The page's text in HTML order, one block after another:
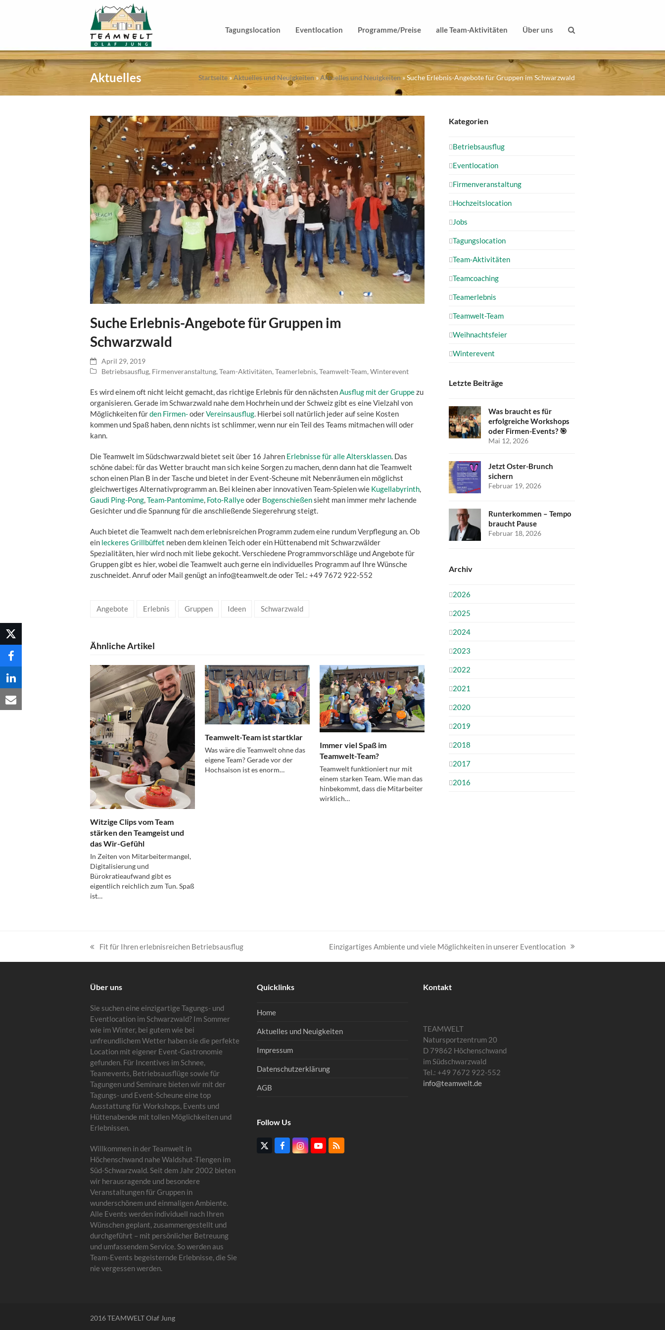
Tagungslocation Eventlocation Programme/Preise alle Team-Aktivitäten Über uns
Aktuelles Startseite»Aktuelles und Neuigkeiten »Aktuelles und Neuigkeiten »Suche Erlebnis-Angebote für Gruppen im Schwarzwald
Suche Erlebnis-Angebote für Gruppen im
Schwarzwald
April 29, 2019
Betriebsausflug, Firmenveranstaltung, Team-Aktivitäten, Teamerlebnis, Teamwelt-Team, Winterevent
Es wird einem oft nicht leicht gemacht, das richtige Erlebnis für den nächstenAusflug mit der Gruppezu
organisieren. Gerade im Schwarzwald nahe dem Hochrhein und der Schweiz gibt es eine Vielzahl von
Möglichkeiten fürden Firmen-oderVereinsausflug. Hierbei soll natürlich jeder auf seine Kosten
kommen und Spaß haben, denn nichts ist schlimmer, wenn nur ein Teil des Teams mitmachen will oder
kann.
Die Teamwelt im Südschwarzwald bietet seit über 16 Jahren Erlebnisse für alle Altersklassen. Das
schöne dabei: für das Wetter braucht man sich keine Sorgen zu machen, denn dann hat die Teamwelt
schon einen Plan B in der Tasche und bietet in der Event-Scheune mit Nebenräumen ein möglichst
gleichwertiges Alternativprogramm an. Bei kleinen aber innovativen Team-Spielen wie Kugellabyrinth,
Gaudi Ping-Pong,Team-Pantomime, Foto-Rallyeoder Bogenschießensieht man immer mehr lachende
Gesichter und die Spannung für die anschließende Siegerehrung steigt.
Auch bietet die Teamwelt nach dem erlebnisreichen Programm zudem eine rundum Verpflegung an. Ob
ein leckeres Grillbüffet neben dem kleinen Teich oder ein Hüttenabend mit Schwarzwälder
Spezialitäten, hier wird noch mit liebe gekocht. Verschiedene Programmvorschläge und Angebote für
Gruppen gibt es hier, wobei die Teamwelt auch gerne ein individuelles Programm auf Ihre Wünsche
zuschneidet. Anruf oder Mail genügt an info@teamwelt.de oder Tel.: +49 7672 922-552
Angebote Erlebnis Gruppen Ideen Schwarzwald
Ähnliche Artikel
Witzige Clips vom Team
stärken den Teamgeist und
das Wir-Gefühl
In Zeiten von Mitarbeitermangel,
Digitalisierung und
Bürokratieaufwand gibt es
eigentlich reichlich zum Tun. Spaß
ist…
Teamwelt-Team ist startklar
Was wäre die Teamwelt ohne das
eigene Team? Gerade vor der
Hochsaison ist es enorm…
Immer viel Spaß im
Teamwelt-Team?
Teamwelt funktioniert nur mit
einem starken Team. Wie man das
hinbekommt, dass die Mitarbeiter
wirklich…
Kategorien
Betriebsausflug
Eventlocation
Firmenveranstaltung
Hochzeitslocation
Jobs
Tagungslocation
Team-Aktivitäten
Teamcoaching
Teamerlebnis
Teamwelt-Team
Weihnachtsfeier
Winterevent
Letzte Beiträge
Was braucht es für
erfolgreiche Workshops
oder Firmen-Events? 🎯
Mai 12, 2026
Jetzt Oster-Brunch
sichern
Februar 19, 2026
Runterkommen – Tempo
braucht Pause
Februar 18, 2026
Archiv
2026
2025
2024
2023
2022
2021
2020
2019
2018
2017
2016
vorheriger
Beitrag:
Fit für Ihren erlebnisreichen Betriebsausflug
Nächster
Beitrag:
Einzigartiges Ambiente und viele Möglichkeiten in unserer Eventlocation
Über uns
Sie suchen eine einzigartige Tagungs- und
Eventlocation im Schwarzwald? Im Sommer
wie im Winter, bei gutem wie bei
unfreundlichem Wetter haben sie die perfekte
Location mit eigener Event-Gastronomie
gefunden. Für Incentives im Schnee,
Teamevents, Betriebsausflüge sowie für
Tagungen und Seminare bieten wir mit der
Tagungs- und Event-Scheune eine top
Ausstattung für Workshops, Events und
Hüttenabende mit tollen Möglichkeiten und
Erlebnissen.
Willkommen in der Teamwelt in
Höchenschwand nahe Waldshut-Tiengen im
Süd-Schwarzwald. Seit dem Jahr 2002 bieten
wir herausragende und besondere
Veranstaltungen für Gruppen in
wunderschönem und einmaligen Ambiente.
Alle Events werden individuell nach Ihren
Wünschen geplant, zusammengestellt und
durchgeführt – mit persönlicher Betreuung
und umfassendem Service. So werden aus
Team-Events begeisternde Erlebnisse, die Sie
nie vergessen werden.
Quicklinks
Home
Aktuelles und Neuigkeiten
Impressum
Datenschutzerklärung
AGB
Follow Us
TwitterFacebookInstagram
YouTube
RSS
Kontakt
TEAMWELT
Natursportzentrum 20
D 79862 Höchenschwand
im Südschwarzwald
Tel.: +49 7672 922-552
info@teamwelt.de
2016 TEAMWELT Olaf Jung